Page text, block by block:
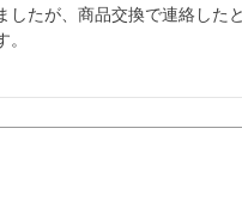
たが、商品交換で連絡した